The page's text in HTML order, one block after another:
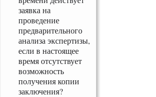
заявка на
проведение
предварительного
анализа экспертизы,
если в настоящее
время отсутствует
возможность
получения копии
заключения?